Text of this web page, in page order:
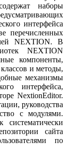
наборы
интерфейса
перечисленных
NEXTION. В
NEXTION
компоненты,
и методы,
механизмы
интерфейса,
NextionEditor.
руководства
с модулями.
сайта
по